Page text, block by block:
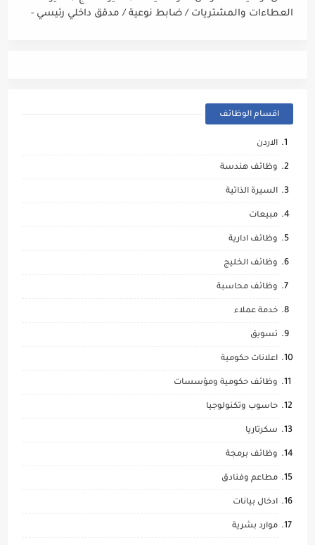
العطاءات والمشتريات / ضابط نوعية / مدقق داخلي رئيسي -
اقسام الوظائف
الاردن
وظائف هندسة
السيرة الذاتية
مبيعات
وظائف ادارية
وظائف الخليج
وظائف محاسبة
خدمة عملاء
تسويق
اعلانات حكومية
وظائف حكومية ومؤسسات
حاسوب وتكنولوجيا
سكرتاريا
وظائف برمجة
مطاعم وفنادق
ادخال بيانات
موارد بشرية